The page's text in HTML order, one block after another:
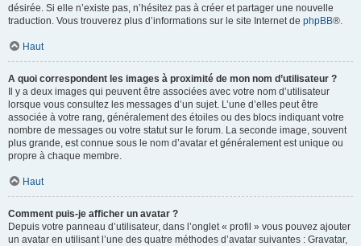
désirée. Si elle n’existe pas, n’hésitez pas à créer et partager une nouvelle
traduction. Vous trouverez plus d’informations sur le site Internet de phpBB®.
Haut
A quoi correspondent les images à proximité de mon nom d’utilisateur ?
Il y a deux images qui peuvent être associées avec votre nom d’utilisateur
lorsque vous consultez les messages d’un sujet. L’une d’elles peut être
associée à votre rang, généralement des étoiles ou des blocs indiquant votre
nombre de messages ou votre statut sur le forum. La seconde image, souvent
plus grande, est connue sous le nom d’avatar et généralement est unique ou
propre à chaque membre.
Haut
Comment puis-je afficher un avatar ?
Depuis votre panneau d’utilisateur, dans l’onglet « profil » vous pouvez ajouter
un avatar en utilisant l’une des quatre méthodes d’avatar suivantes : Gravatar,